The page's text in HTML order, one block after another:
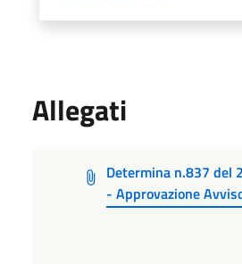
Allegati
Determina n.837 del
- Approvazione